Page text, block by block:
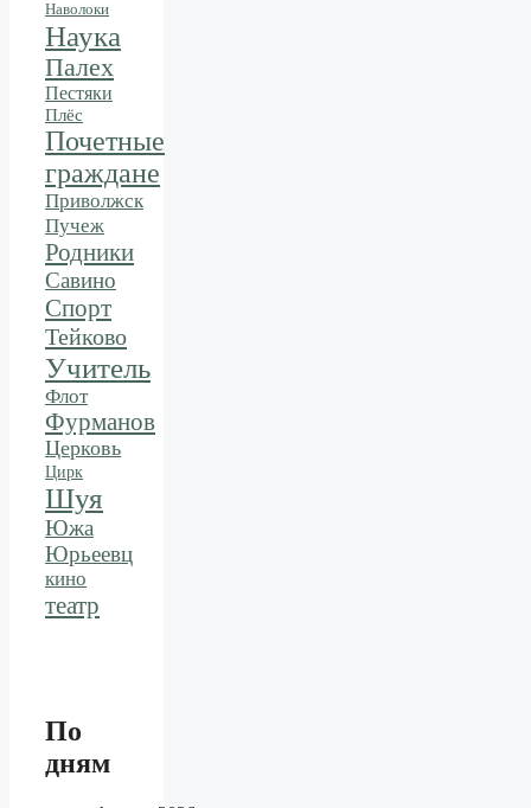
Наволоки
Наука
Палех
Пестяки
Плёс
Почетные
граждане
Приволжск
Пучеж
Родники
Савино
Спорт
Тейково
Учитель
Флот
Фурманов
Церковь
Цирк
Шуя
Южа
Юрьеевц
кино
театр
По
дням